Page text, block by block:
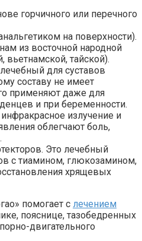
горчичного или перечного
на поверхности).
из восточной народной
вьетнамской, тайской).
для суставов
составу не имеет
применяют даже для
и при беременности.
излучение и
облегчают боль,
Это лечебный
с тиамином, глюкозамином,
хрящевых
помогает с лечением
пояснице, тазобедренных
двигательного